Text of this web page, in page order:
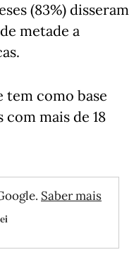
(83%) disseram
metade a
tem como base
mais de 18
Saber mais